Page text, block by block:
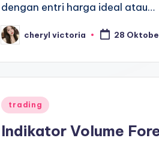
dengan entri harga ideal atau…
Posted
by
cheryl victoria 28
Posted
trading
Indikator Volume